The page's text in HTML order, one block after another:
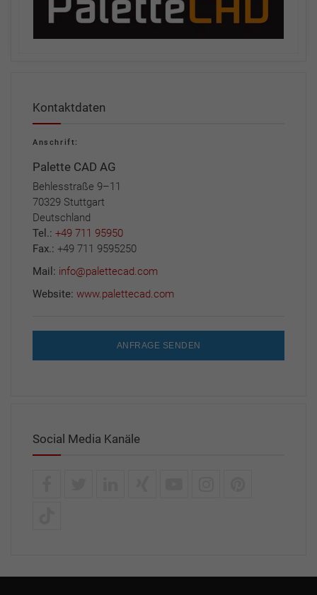
Kontaktdaten
Anschrift:
Palette CAD AG
Behlesstraße 9–11
70329 Stuttgart
Deutschland
Tel.: +49 711 95950
Fax.: +49 711 9595250
Mail: info@palettecad.com
Website: www.palettecad.com
ANFRAGE SENDEN
Social Media Kanäle